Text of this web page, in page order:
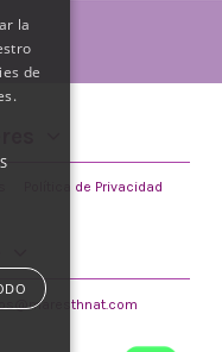
Política de Privacidad
la
de